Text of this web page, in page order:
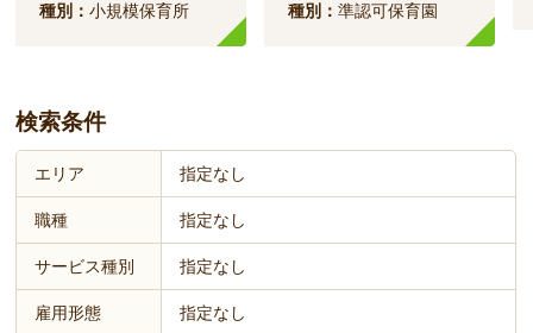
種別：小規模保育所
種別：準認可保育園
検索条件
エリア 指定なし
職種 指定なし
サービス種別 指定なし
雇用形態 指定なし